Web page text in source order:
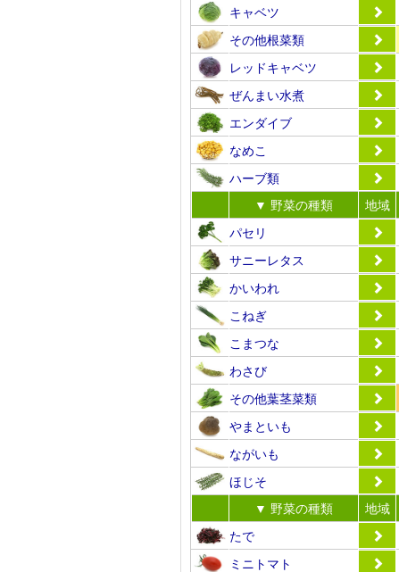
キャベツ
その他根菜類
レッドキャベツ
ぜんまい水煮
エンダイブ
なめこ
ハーブ類
▼ 野菜の種類
地域
パセリ
サニーレタス
かいわれ
こねぎ
こまつな
わさび
その他葉茎菜類
やまといも
ながいも
ほじそ
▼ 野菜の種類
地域
たで
ミニトマト